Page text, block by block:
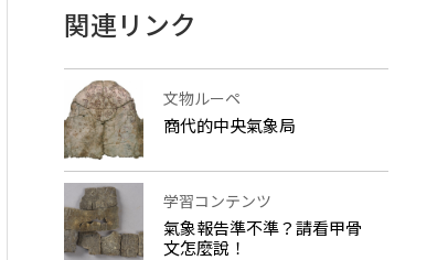
関連リンク
文物ルーペ
商代的中央氣象局
学習コンテンツ
氣象報告準不準？請看甲骨
文怎麼說！